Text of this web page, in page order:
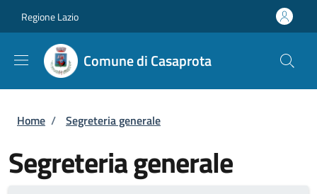
Regione Lazio
Comune di Casaprota
Briciole di pane
Home / Segreteria generale
Segreteria generale